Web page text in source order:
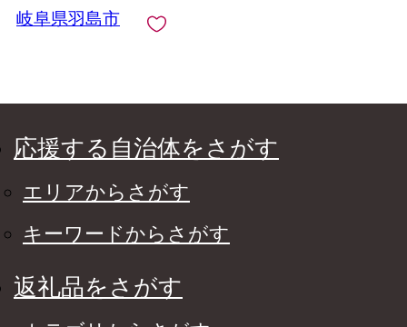
岐阜県羽島市
応援する自治体をさがす
エリアからさがす
キーワードからさがす
返礼品をさがす